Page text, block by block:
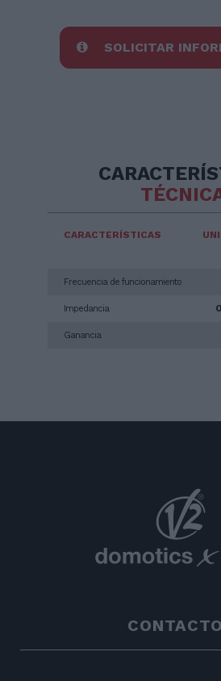
SOLICITAR
CARACTERÍSTICAS
Frecuencia de funcionamiento
Impedancia
Ganancia